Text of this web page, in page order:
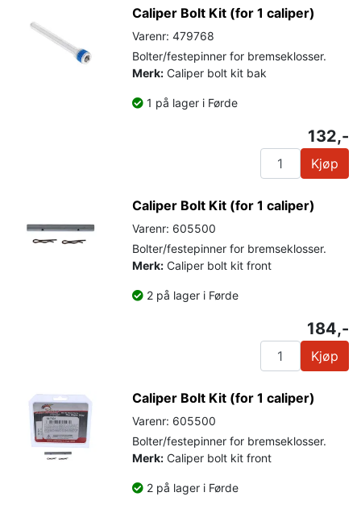
Caliper Bolt Kit (for 1 caliper)
Varenr: 479768
Bolter/festepinner for bremseklosser.
Merk: Caliper bolt kit bak
1 på lager i Førde
132,-
Kjøp
Caliper Bolt Kit (for 1 caliper)
Varenr: 605500
Bolter/festepinner for bremseklosser.
Merk: Caliper bolt kit front
2 på lager i Førde
184,-
Kjøp
Caliper Bolt Kit (for 1 caliper)
Varenr: 605500
Bolter/festepinner for bremseklosser.
Merk: Caliper bolt kit front
2 på lager i Førde